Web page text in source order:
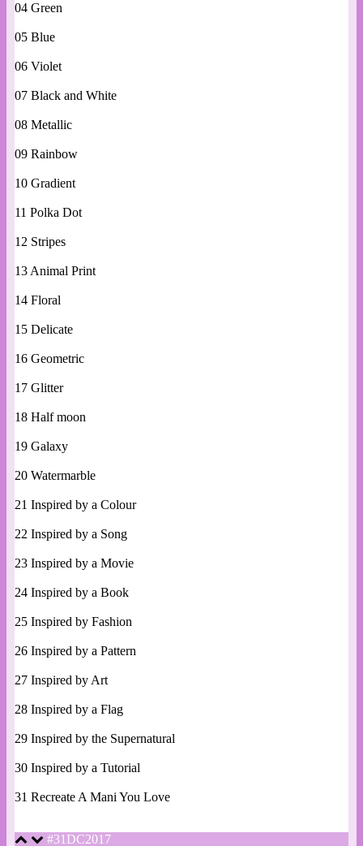
04 Green
05 Blue
06 Violet
07 Black and White
08 Metallic
09 Rainbow
10 Gradient
11 Polka Dot
12 Stripes
13 Animal Print
14 Floral
15 Delicate
16 Geometric
17 Glitter
18 Half moon
19 Galaxy
20 Watermarble
21 Inspired by a Colour
22 Inspired by a Song
23 Inspired by a Movie
24 Inspired by a Book
25 Inspired by Fashion
26 Inspired by a Pattern
27 Inspired by Art
28 Inspired by a Flag
29 Inspired by the Supernatural
30 Inspired by a Tutorial
31 Recreate A Mani You Love
#31DC2017